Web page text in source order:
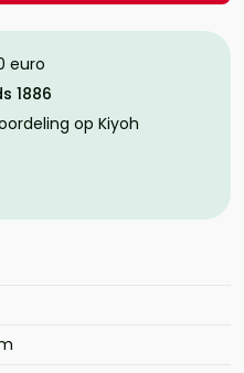
euro
1886
op Kiyoh